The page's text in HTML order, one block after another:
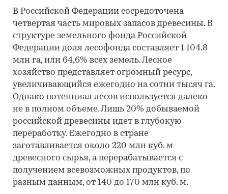
В Российской Федерации сосредоточена
четвертая часть мировых запасов древесины. В
структуре земельного фонда Российской
Федерации доля лесофонда составляет 1 104.8
млн га, или 64,6% всех земель. Лесное
хозяйство представляет огромный ресурс,
увеличивающийся ежегодно на сотни тысяч га.
Однако потенциал лесов используется далеко
не в полном объеме. Лишь 20% добываемой
российской древесины идет в глубокую
переработку. Ежегодно в стране
заготавливается около 220 млн куб. м
древесного сырья, а перерабатывается с
получением всевозможных продуктов, по
разным данным, от 140 до 170 млн куб. м.